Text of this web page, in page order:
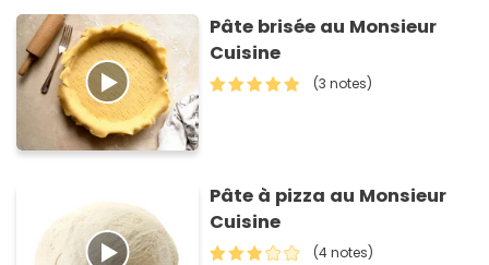
Pâte brisée au Monsieur
Cuisine
(3 notes)
Pâte à pizza au Monsieur
Cuisine
(4 notes)